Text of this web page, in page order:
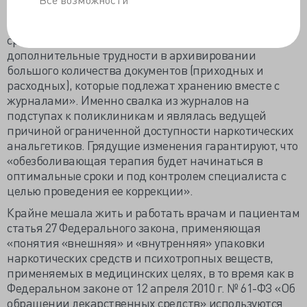
изменение «срока хранения журналов регистрации
средств и психотропных веществ, 10 лет, что создает
дополнительные трудности в архивировании
большого количества документов (приходных и
расходных), которые подлежат хранению вместе с
журналами». Именно свалка из журналов на
подступах к поликлиникам и являлась ведущей
причиной ограниченной доступности наркотических
анальгетиков. Грядущие изменения гарантируют, что
«обезболивающая терапия будет начинаться в
оптимальные сроки и под контролем специалиста с
целью проведения ее коррекции».
Крайне мешала жить и работать врачам и пациентам
статья 27 Федерального закона, применяющая
«понятия «внешняя» и «внутренняя» упаковки
наркотических средств и психотропных веществ,
применяемых в медицинских целях, в то время как в
Федеральном законе от 12 апреля 2010 г. № 61-ФЗ «Об
обращении лекарственных средств» используются